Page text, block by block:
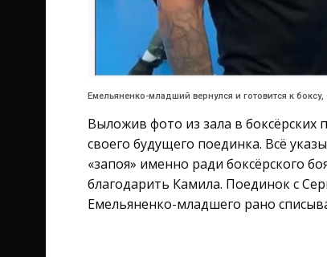
Емельяненко-младший вернулся и готовится к
Выложив фото из зала в боксёрских
своего будущего поединка. Всё
«запоя» именно ради боксёрского
благодарить Камила. Поединок с
Емельяненко-младшего рано